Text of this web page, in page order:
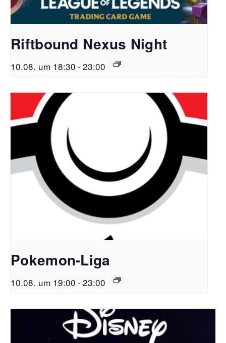
Riftbound Nexus Night
10.08. um 18:30 - 23:00
Pokemon-Liga
10.08. um 19:00 - 23:00